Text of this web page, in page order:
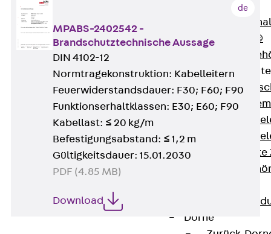
Schalrohre
RAPIDOBAT®
Schalrohre
Zurück
Abschalelemente
Dorne
de
MPABS-2402542 -
Brandschutztechnische Aussage
DIN 4102-12
Normtragekonstruktion: Kabelleitern
Feuerwiderstandsdauer: F30; F60; F90
Funktionserhaltklassen: E30; E60; F90
Kabellast: ≤ 20 kg/m
Befestigungsabstand: ≤ 1,2 m
Gültigkeitsdauer: 15.01.2030
PDF (4.85 MB)
Download